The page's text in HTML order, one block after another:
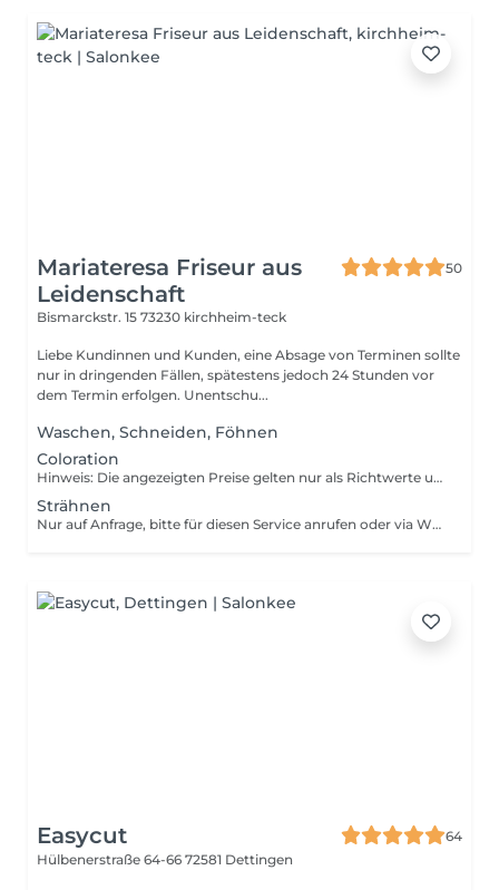
Mariateresa Friseur aus
Leidenschaft
50
Bismarckstr. 15 73230 kirchheim-teck
Liebe Kundinnen und Kunden, eine Absage von Terminen sollte
nur in dringenden Fällen, spätestens jedoch 24 Stunden vor
dem Termin erfolgen. Unentschu...
Waschen, Schneiden, Föhnen
Coloration
Hinweis: Die angezeigten Preise gelten nur als Richtwerte und können sich je nach Art, Dauer und Komplexität der Dienstleistung, welche Ihnen vor Ort angeboten wird, ändern.
Strähnen
Nur auf Anfrage, bitte für diesen Service anrufen oder via Whatsapp schreiben.
Easycut
64
Hülbenerstraße 64-66 72581 Dettingen